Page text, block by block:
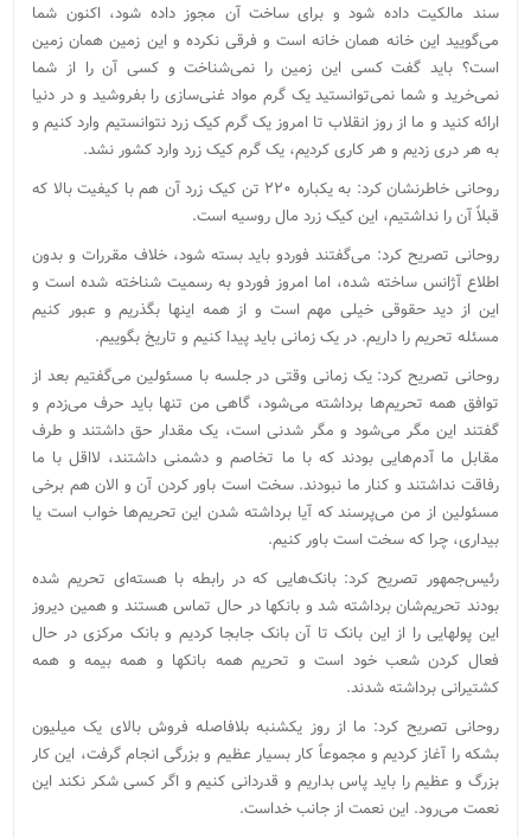
سند مالکیت داده شود و برای ساخت آن مجوز داده شود، اکنون شما
می‌گویید این خانه همان خانه است و فرقی نکرده و این زمین همان زمین
است؟ باید گفت کسی این زمین را نمی‌شناخت و کسی آن را از شما
نمی‌خرید و شما نمی‌توانستید یک گرم مواد غنی‌سازی را بفروشید و در دنیا
ارائه کنید و ما از روز انقلاب تا امروز یک گرم کیک زرد نتوانستیم وارد کنیم و
به هر دری زدیم و هر کاری کردیم، یک گرم کیک زرد وارد کشور نشد.
روحانی خاطرنشان کرد: به یکباره ۲۲۰ تن کیک زرد آن هم با کیفیت بالا که
قبلاً آن را نداشتیم، این کیک زرد مال روسیه است.
روحانی تصریح کرد: می‌گفتند فوردو باید بسته شود، خلاف مقررات و بدون
اطلاع آژانس ساخته شده، اما امروز فوردو به رسمیت شناخته شده است و
این از دید حقوقی خیلی مهم است و از همه اینها بگذریم و عبور کنیم
مسئله تحریم را داریم. در یک زمانی باید پیدا کنیم و تاریخ بگوییم.
روحانی تصریح کرد: یک زمانی وقتی در جلسه با مسئولین می‌گفتیم بعد از
توافق همه تحریم‌ها برداشته می‌شود، گاهی من تنها باید حرف می‌زدم و
گفتند این مگر می‌شود و مگر شدنی است، یک مقدار حق داشتند و طرف
مقابل ما آدم‌هایی بودند که با ما تخاصم و دشمنی داشتند، لااقل با ما
رفاقت نداشتند و کنار ما نبودند. سخت است باور کردن آن و الان هم برخی
مسئولین از من می‌پرسند که آیا برداشته شدن این تحریم‌ها خواب است یا
بیداری، چرا که سخت است باور کنیم.
رئیس‌جمهور تصریح کرد: بانک‌هایی که در رابطه با هسته‌ای تحریم شده
بودند تحریم‌شان برداشته شد و بانکها در حال تماس هستند و همین دیروز
این پولهایی را از این بانک تا آن بانک جابجا کردیم و بانک مرکزی در حال
فعال کردن شعب خود است و تحریم همه بانکها و همه بیمه و همه
کشتیرانی برداشته شدند.
روحانی تصریح کرد: ما از روز یکشنبه بلافاصله فروش بالای یک میلیون
بشکه را آغاز کردیم و مجموعاً کار بسیار عظیم و بزرگی انجام گرفت، این کار
بزرگ و عظیم را باید پاس بداریم و قدردانی کنیم و اگر کسی شکر نکند این
نعمت می‌رود. این نعمت از جانب خداست.